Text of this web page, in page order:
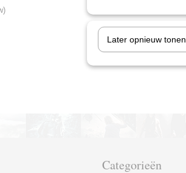
Categorieën
Later opnieuw tonen